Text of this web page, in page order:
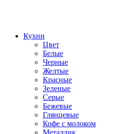
Кухни
Цвет
Белые
Черные
Желтые
Красные
Зеленые
Серые
Бежевые
Глянцевые
Кофе с молоком
Металлик